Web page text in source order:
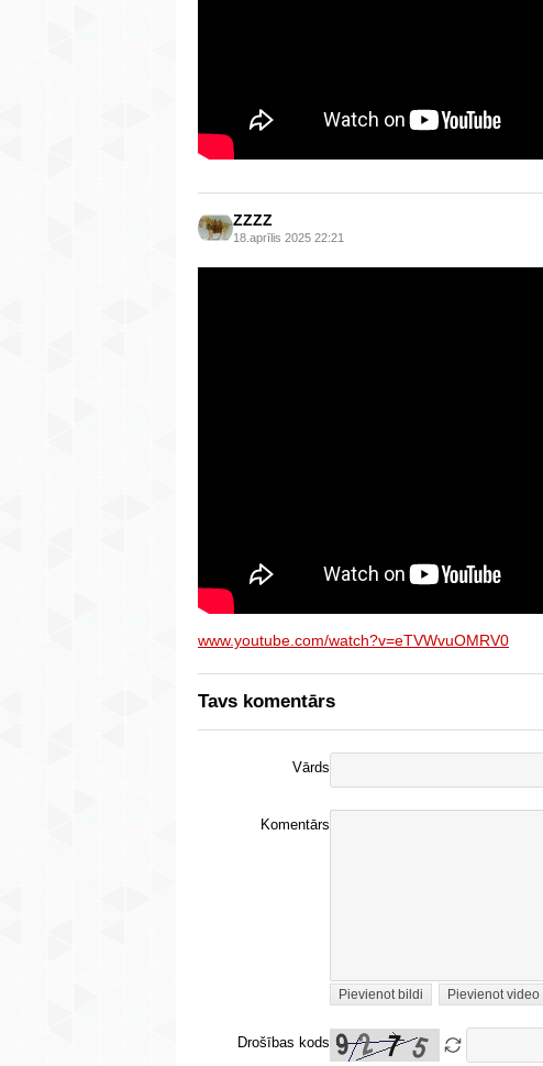
ZZZZ
18.aprīlis 2025 22:21
www.youtube.com/watch?v=eTVWvuOMRV0
Tavs komentārs
Vārds
Komentārs
Pievienot bildi Pievienot video
Drošības kods